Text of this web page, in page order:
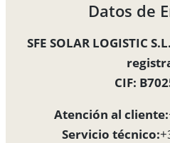
Datos de
SFE SOLAR LOGISTIC
CIF:
Atención al cliente:
Servicio técnico: